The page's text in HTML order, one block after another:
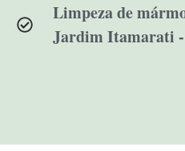
Limpeza de
Jardim Itamarati -